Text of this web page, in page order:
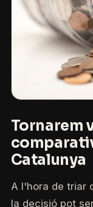
Tornarem
Catalunya
A l'hora de triar
la decisió pot